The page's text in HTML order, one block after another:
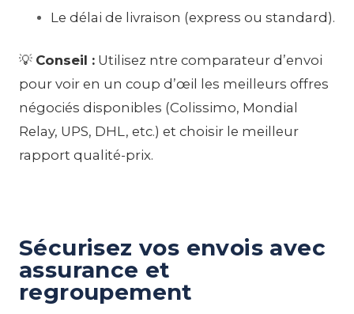
Le délai de livraison (express ou standard).
💡 Conseil : Utilisez ntre comparateur d’envoi
pour voir en un coup d’œil les meilleurs offres
négociés disponibles (Colissimo, Mondial
Relay, UPS, DHL, etc.) et choisir le meilleur
rapport qualité-prix.
Sécurisez vos envois avec
assurance et
regroupement